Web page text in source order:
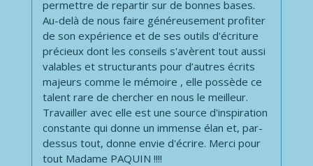
permettre de repartir sur de bonnes bases.
Au-delà de nous faire généreusement profiter
de son expérience et de ses outils d'écriture
précieux dont les conseils s'avèrent tout aussi
valables et structurants pour d’autres écrits
majeurs comme le mémoire , elle possède ce
talent rare de chercher en nous le meilleur.
Travailler avec elle est une source d'inspiration
constante qui donne un immense élan et, par-
dessus tout, donne envie d'écrire. Merci pour
tout Madame PAQUIN !!!!